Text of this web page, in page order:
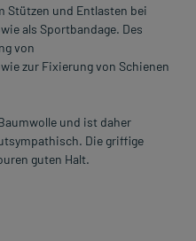
Stützen und Entlasten bei
als Sportbandage. Des
von
zur Fixierung von Schienen
und ist daher
Die griffige
guten Halt.